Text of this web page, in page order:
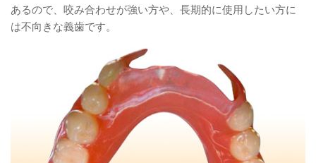
あるので、咬み合わせが強い方や、長期的に使用したい方に
は不向きな義歯です。